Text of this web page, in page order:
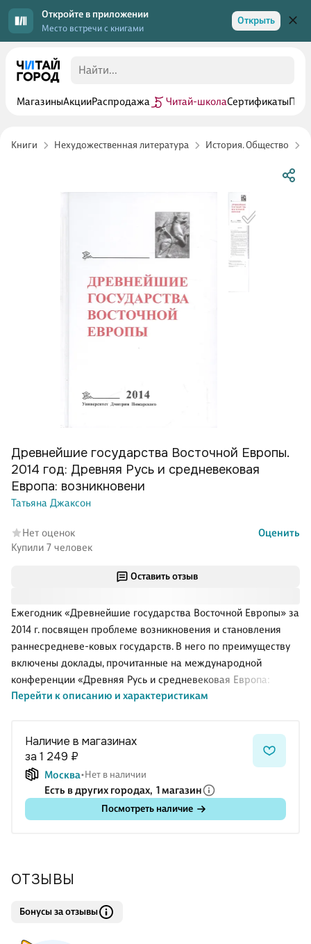
Откройте в приложении
Место встречи с книгами
Открыть
МагазиныАкцииРаспродажа Читай-школаСертификаты
Книги Нехудожественная литература История. Общество
Оставить отзыв
Ежегодник «Древнейшие государства Восточной Европы» за
2014 г. посвящен проблеме возникновения и становления
раннесредневе-ковых государств. В него по преимуществу
включены доклады, прочитанные на международной
конференции «Древняя Русь и средневековая Европа:
возникновение государств» (Институт всеобщей истории
ранних государств и осветить историю конкретных
государственных образований Европы, в том числе Древней
Руси. В томе обсуждаются роль миграций в процессах
возникновения государства, крупномасштабное
строительство, трансформация статуса правителя,
Перейти к описанию и характеристикам
Древнейшие государства Восточной Европы.
2014 год: Древняя Русь и средневековая
Европа: возникновени
Татьяна Джаксон
Нет оценок
Оценить
Купили 7 человек
Наличие в магазинах
за 1 249 ₽
Москва Нет в наличии
Есть в других городах, 1 магазин
Посмотреть наличие
ОТЗЫВЫ
Бонусы за отзывы